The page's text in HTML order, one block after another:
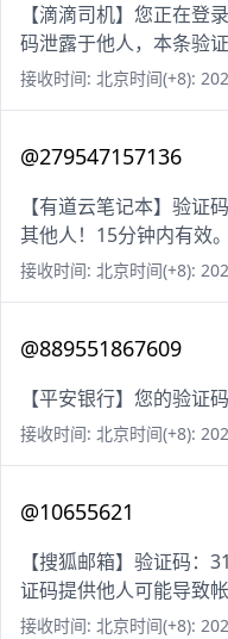
【滴滴司机】您正在登
码泄露于他人，本条验
接收时间: 北京时间(+8):
@279547157136
【有道云笔记本】验证
其他人！15分钟内有效。
接收时间: 北京时间(+8):
@889551867609
【平安银行】您的验证
接收时间: 北京时间(+8):
@10655621
【搜狐邮箱】验证码：
证码提供他人可能导致
接收时间: 北京时间(+8):